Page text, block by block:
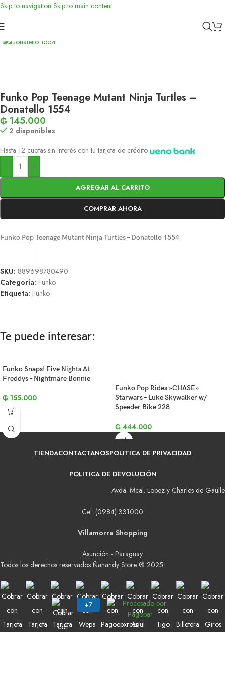
Skip to navigation Skip to main content
Inicio
Funko Pop Teenage Mutant Ninja Turtles –
Donatello 1554
₲ 145.000
2 disponibles
Hasta 12 cuotas sin interés con tu tarjeta de crédito
-
+
AGREGAR AL CARRITO
COMPRAR AHORA
Funko Pop Teenage Mutant Ninja Turtles – Donatello 1554
SKU: 889698780490
Categoría: Funko
Etiqueta: Funko
Te puede interesar:
Funko Snaps! Five Nights At
Freddys – Nightmare Bonnie
₲ 155.000
Funko Pop Rides »CHASE»
Starwars – Luke Skywalker w/
Speeder Bike 228
₲ 444.000
TIENDACONTACTANOSPOLITICA DE PRIVACIDAD
POLITICA DE DEVOLUCIÓN
Avda. Mcal. Lopez y Charles de Gaulle
Cel: (0984) 331000
Villamorra Shopping
Asunción - Paraguay
Todos los derechos reservados Ñanandy Store ® 2025
Buscar